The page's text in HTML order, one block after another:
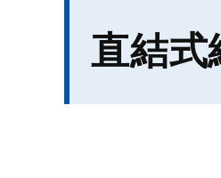
直結式